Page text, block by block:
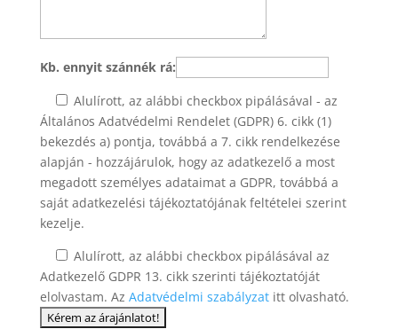
Kb. ennyit szánnék rá:
Alulírott, az alábbi checkbox pipálásával - az
Általános Adatvédelmi Rendelet (GDPR) 6. cikk (1)
bekezdés a) pontja, továbbá a 7. cikk rendelkezése
alapján - hozzájárulok, hogy az adatkezelő a most
megadott személyes adataimat a GDPR, továbbá a
saját adatkezelési tájékoztatójának feltételei szerint
kezelje.
Alulírott, az alábbi checkbox pipálásával az
Adatkezelő GDPR 13. cikk szerinti tájékoztatóját
elolvastam. Az Adatvédelmi szabályzatitt olvasható.